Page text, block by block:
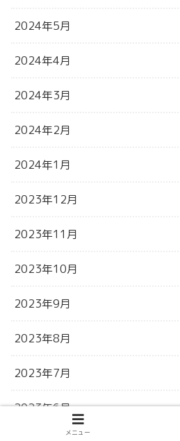
2024年5月
2024年4月
2024年3月
2024年2月
2024年1月
2023年12月
2023年11月
2023年10月
2023年9月
2023年8月
2023年7月
2023年6月
メニュー